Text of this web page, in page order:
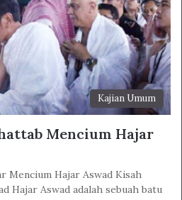
Kajian Umum
Mencium Hajar
Mencium Hajar Aswad Kisah
Hajar Aswad adalah sebuah batu